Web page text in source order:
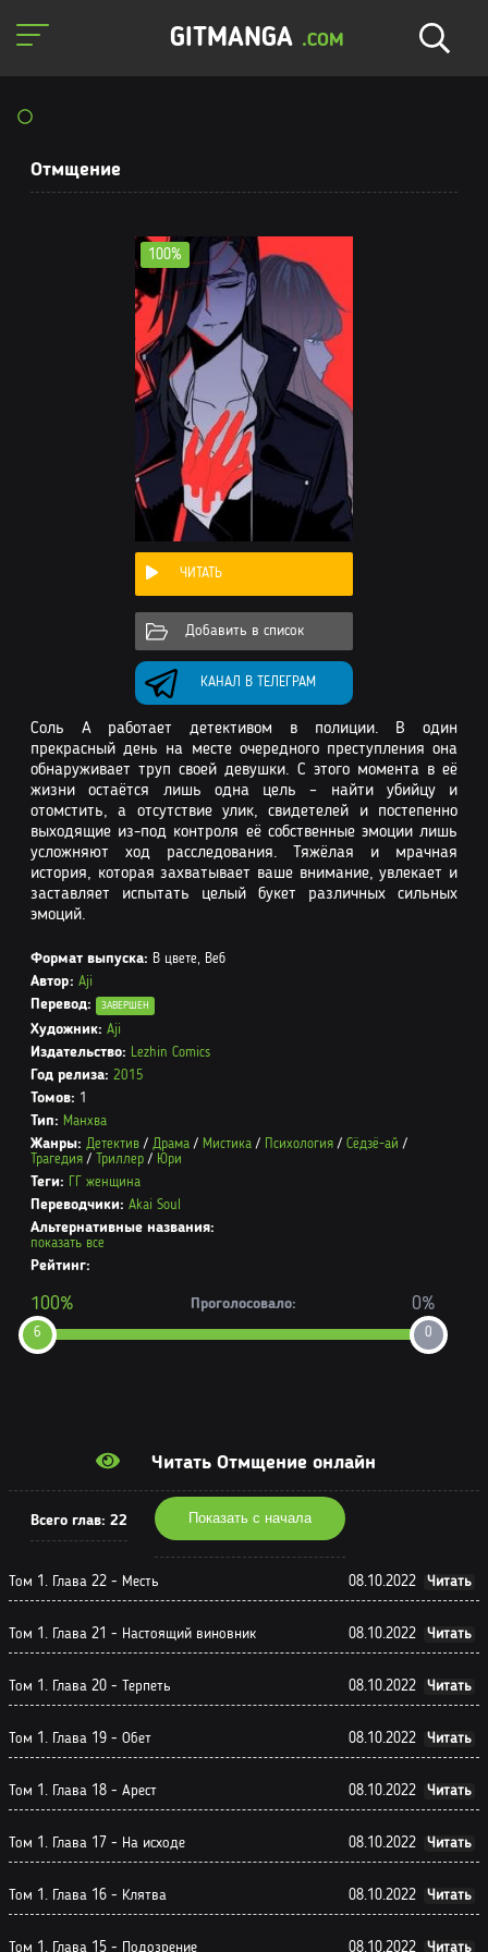
GITMANGA .COM
Отмщение
100%
ЧИТАТЬ
Добавить в список
КАНАЛ В ТЕЛЕГРАМ
Соль А работает детективом в полиции. В один
прекрасный день на месте очередного преступления она
обнаруживает труп своей девушки. С этого момента в её
жизни остаётся лишь одна цель – найти убийцу и
отомстить, а отсутствие улик, свидетелей и постепенно
выходящие из-под контроля её собственные эмоции лишь
усложняют ход расследования. Тяжёлая и мрачная
история, которая захватывает ваше внимание, увлекает и
заставляет испытать целый букет различных сильных
эмоций.
Формат выпуска: В цвете, Веб
Автор: Aji
Перевод: ЗАВЕРШЕН
Художник: Aji
Издательство: Lezhin Comics
Год релиза: 2015
Томов: 1
Тип: Манхва
Жанры: Детектив / Драма / Мистика / Психология / Сёдзё-ай /
Трагедия / Триллер / Юри
Теги: ГГ женщина
Переводчики: Akai Soul
Альтернативные названия:
показать все
Рейтинг:
6
100% Проголосовало:
0
0%
Читать Отмщение онлайн
Всего глав: 22 Показать с начала
Том 1. Глава 15 - Подозрение 08.10.2022 Читать
Том 1. Глава 16 - Клятва 08.10.2022 Читать
Том 1. Глава 17 - На исходе 08.10.2022 Читать
Том 1. Глава 18 - Арест 08.10.2022 Читать
Том 1. Глава 19 - Обет 08.10.2022 Читать
Том 1. Глава 20 - Терпеть 08.10.2022 Читать
Том 1. Глава 21 - Настоящий виновник 08.10.2022 Читать
Том 1. Глава 22 - Месть 08.10.2022 Читать